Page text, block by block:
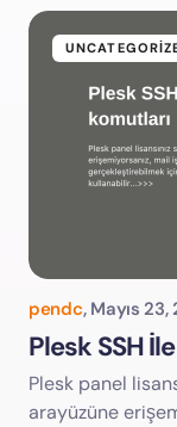
pendc, Mayıs 23,
Plesk SSH
Plesk panel
arayüzüne